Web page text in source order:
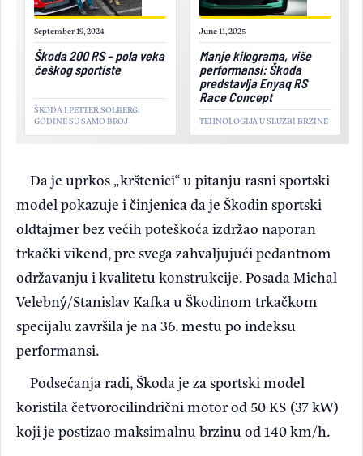
September 19, 2024
Škoda 200 RS – pola veka
češkog sportiste
ŠKODA I PETTER SOLBERG:
GODINE SU SAMO BROJ
June 11, 2025
Manje kilograma, više
performansi: Škoda
predstavlja Enyaq RS
Race Concept
TEHNOLOGIJA U SLUŽBI BRZINE
Da je uprkos „krštenici“ u pitanju rasni sportski
model pokazuje i činjenica da je Škodin sportski
oldtajmer bez većih poteškoća izdržao naporan
trkački vikend, pre svega zahvaljujući pedantnom
održavanju i kvalitetu konstrukcije. Posada Michal
Velebný/Stanislav Kafka u Škodinom trkačkom
specijalu završila je na 36. mestu po indeksu
performansi.
Podsećanja radi, Škoda je za sportski model
koristila četvorocilindrični motor od 50 KS (37 kW)
koji je postizao maksimalnu brzinu od 140 km/h.